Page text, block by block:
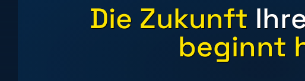
Die Zukunft
beginnt